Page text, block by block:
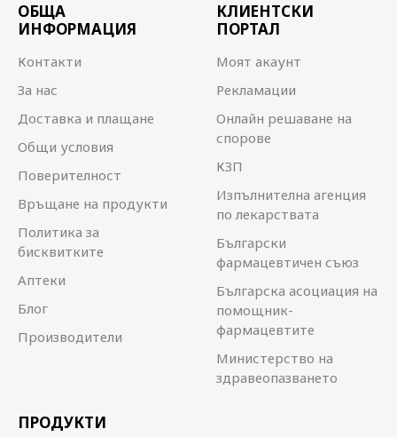
ОБЩА
ИНФОРМАЦИЯ
Контакти
За нас
Доставка и плащане
Общи условия
Поверителност
Връщане на продукти
Политика за
бисквитките
Аптеки
Блог
Производители
КЛИЕНТСКИ
ПОРТАЛ
Моят акаунт
Рекламации
Онлайн решаване на
спорове
КЗП
Изпълнителна агенция
по лекарствата
Български
фармацевтичен съюз
Българска асоциация на
помощник-
фармацевтите
Министерство на
здравеопазването
ПРОДУКТИ